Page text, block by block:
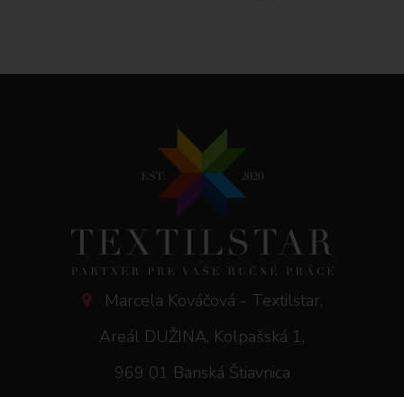
Marcela Kováčová - Textilstar,
Areál DUŽINA, Kolpašská 1,
969 01 Banská Štiavnica